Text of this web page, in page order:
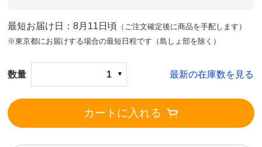
最短お届け日：8月11日頃 （ご注文確定後に商品を手配します）
※東京都にお届けする場合の最短日程です（島しょ部を除く）
数量 1 最新の在庫数を見る
カートに入れる